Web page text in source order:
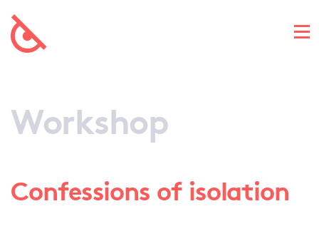
Workshop
Confessions of isolation